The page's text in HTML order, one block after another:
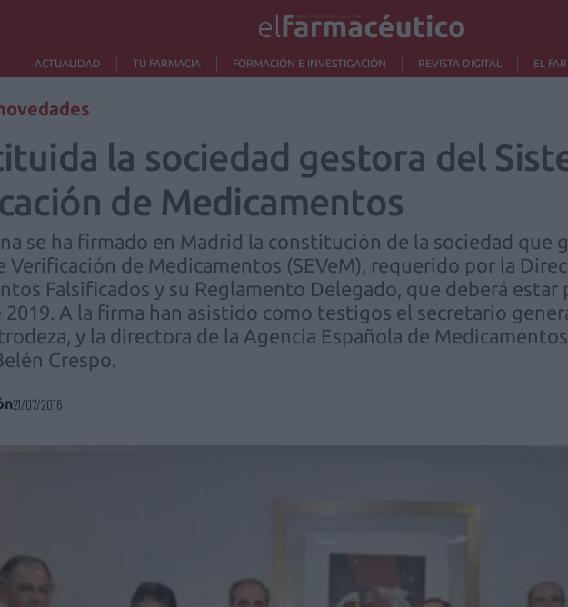
ACTUALIDAD TU FARMACIA FORMACIÓN E INVESTIGACIÓN REVISTA DIGITAL EL
la sociedad gestora del
de Medicamentos
se ha firmado en Madrid la constitución de la sociedad que
Verificación de Medicamentos (SEVeM), requerido por la
Falsificados y su Reglamento Delegado, que deberá
A la firma han asistido como testigos el secretario
y la directora de la Agencia Española de
Crespo.
21/07/2016